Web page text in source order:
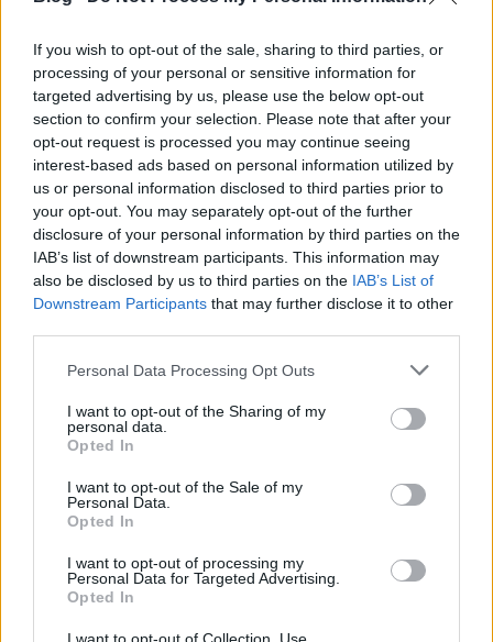
If you wish to opt-out of the sale, sharing to third parties, or
processing of your personal or sensitive information for
targeted advertising by us, please use the below opt-out
section to confirm your selection. Please note that after your
opt-out request is processed you may continue seeing
interest-based ads based on personal information utilized by
us or personal information disclosed to third parties prior to
your opt-out. You may separately opt-out of the further
disclosure of your personal information by third parties on the
IAB’s list of downstream participants. This information may
also be disclosed by us to third parties on the IAB’s List of
Downstream Participants that may further disclose it to other
Please note that this website/app uses one or more Google
not limited to your visit or usage behaviour. You may click to
grant or deny consent to Google and its third-party tags to
use your data for below specified purposes in below Google
consent section.
Personal Data Processing Opt Outs
I want to opt-out of the Sharing of my
personal data.
Opted In
I want to opt-out of the Sale of my
Personal Data.
Opted In
I want to opt-out of processing my
Personal Data for Targeted Advertising.
Opted In
partnerek példaképe, Matyi Dezső ezúttal saját
alkalomból pécsi levelezőnket, housemd szaktársat
kértük fel, hogy vendégszerzőként adjon…
Kiszurkoltuk! – kommentverseny
különkiadás
vérfarkas•2012. december 04.
Az előző szezon visszatérő kérdése volt
tippjátékukban, hogy „Mikor nyer már a Zete?”. A
zalaiakkal azóta már csak a másodosztály
beharangozóiban találkozhatunk, miként Kis Károly
hiányában egy másik visszatérő elem, a
czukkoskodás is eltűnt a kommentekből. Idén
újabb…